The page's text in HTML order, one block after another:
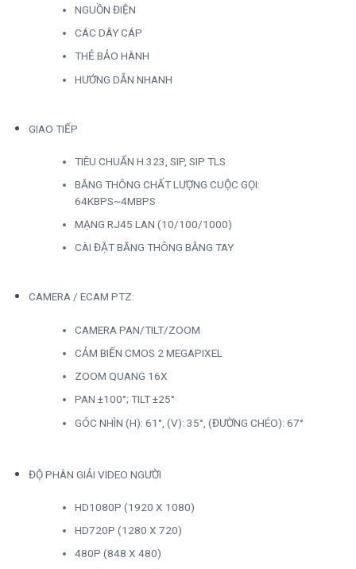
NGUỒN ĐIỆN
CÁC DÂY CÁP
THẺ BẢO HÀNH
HƯỚNG DẪN NHANH
GIAO TIẾP
TIÊU CHUẨN H.323, SIP, SIP TLS
BĂNG THÔNG CHẤT LƯỢNG CUỘC GỌI:
64KBPS~4MBPS
MẠNG RJ45 LAN (10/100/1000)
CÀI ĐẶT BĂNG THÔNG BẰNG TAY
CAMERA / ECAM PTZ:
CAMERA PAN/TILT/ZOOM
CẢM BIẾN CMOS 2 MEGAPIXEL
ZOOM QUANG 16X
PAN ±100°; TILT ±25°
GÓC NHÌN (H): 61°, (V): 35°, (ĐƯỜNG CHÉO): 67°
ĐỘ PHÂN GIẢI VIDEO NGƯỜI
HD1080P (1920 X 1080)
HD720P (1280 X 720)
480P (848 X 480)